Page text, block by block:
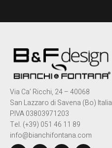
Via Ca’ Ricchi, 24 – 40068
San Lazzaro di Savena (Bo) Italia
P.IVA 03803971203
Tel. (+39) 051 46 11 89
info@bianchifontana.com